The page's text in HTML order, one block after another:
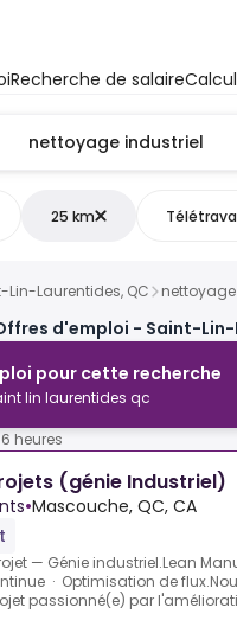
Recherche de salaire
25 km
Lin-Laurentides, QC
d'emploi - Saint-Lin-
pour cette recherche
lin laurentides qc
heures
(génie Industriel)
•Mascouche, QC, CA
— Génie industriel.Lean
· Optimisation de
passionné(e) par